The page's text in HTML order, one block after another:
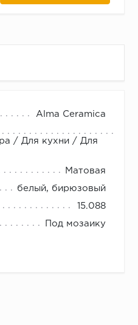
Alma Ceramica
/ Для кухни / Для
Матовая
белый, бирюзовый
15.088
Под мозаику